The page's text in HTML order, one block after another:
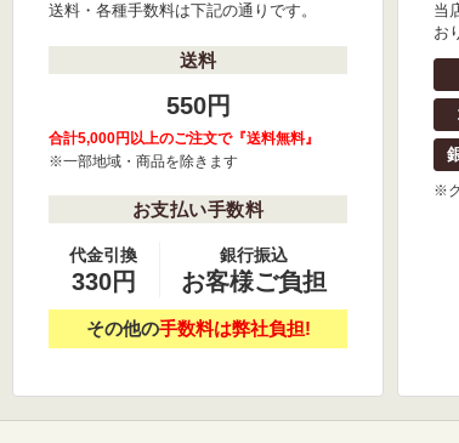
送料・各種手数料は下記の通りです。
送料
550円
合計5,000円以上のご注文で『送料無料』
※一部地域・商品を除きます
お支払い手数料
代金引換
330円
銀行振込
お客様ご負担
その他の手数料は弊社負担!
当
お
※